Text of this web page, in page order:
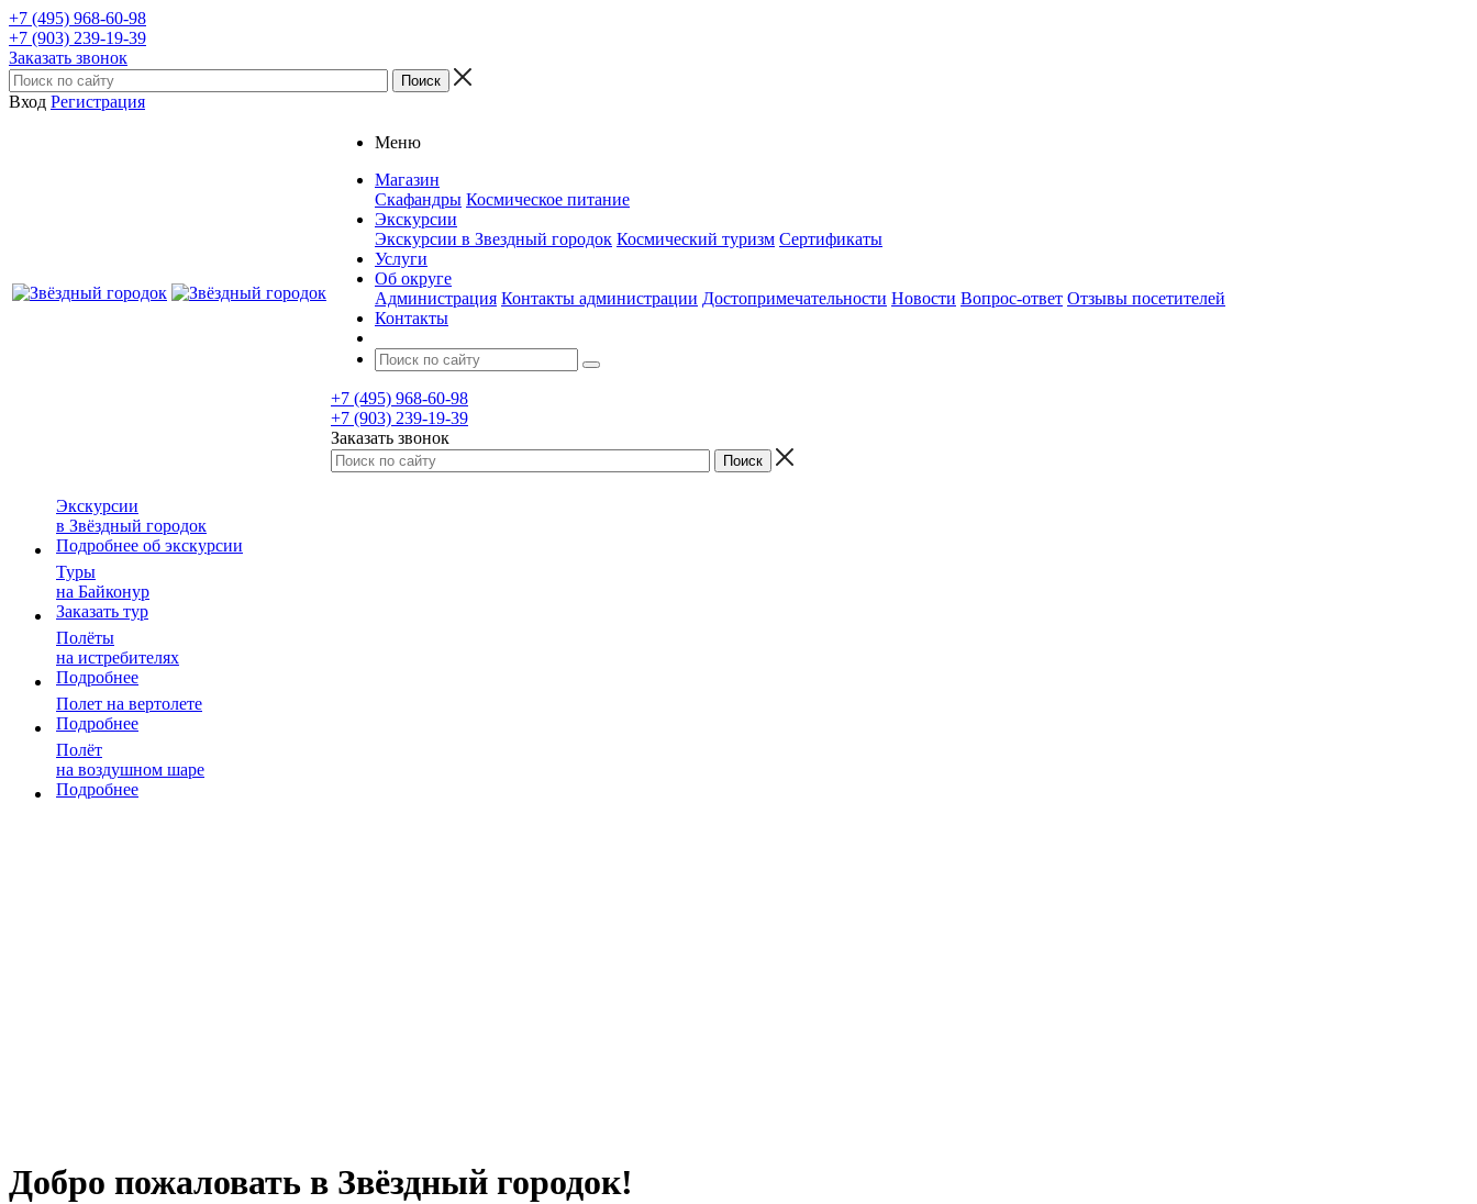
+7 (495) 968-60-98
+7 (903) 239-19-39
Заказать звонок
Вход Регистрация
Меню
Магазин
Скафандры Космическое питание
Экскурсии
Экскурсии в Звездный городок Космический туризм Сертификаты
Услуги
Об округе
Администрация Контакты администрации Достопримечательности Новости Вопрос-ответ Отзывы посетителей
Контакты
+7 (495) 968-60-98
+7 (903) 239-19-39
Заказать звонок
Экскурсии
в Звёздный городок
Подробнее об экскурсии
Туры
на Байконур
Заказать тур
Полёты
на истребителях
Подробнее
Полет на вертолете
Подробнее
Полёт
на воздушном шаре
Подробнее
Добро пожаловать в Звёздный городок!